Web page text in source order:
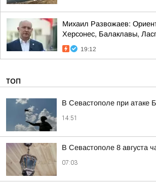
Михаил Развожаев:
Херсонес, Балаклавы,
19:12
ТОП
В Севастополе при
14:51
В Севастополе 8 августа
07:03